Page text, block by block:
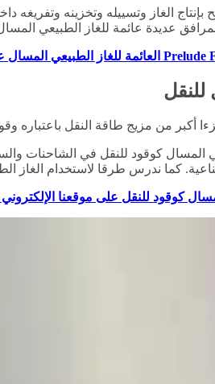
الغاز وتسييله وتخزينه
عديدة عائمة للغاز الطبيعي
للنقل
أكبر من مزيج طاقة النقل باعتباره
كوقود للنقل في الشاحنات
كما ندرس طرقا لاستخدام الغاز
كوقود للنقل على موقعنا الإلكتروني